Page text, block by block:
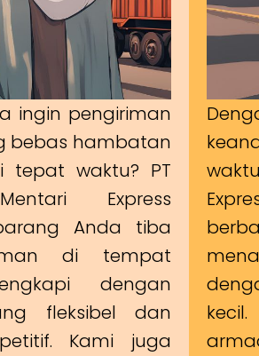
ingin pengiriman
bebas hambatan
tepat waktu? PT
Express
Anda tiba
di tempat
dengan
fleksibel dan
Kami juga